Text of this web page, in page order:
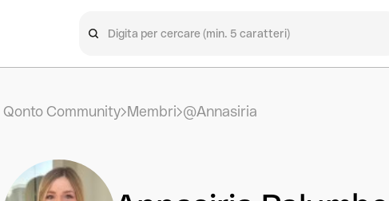
Qonto Community Membri @Annasiria